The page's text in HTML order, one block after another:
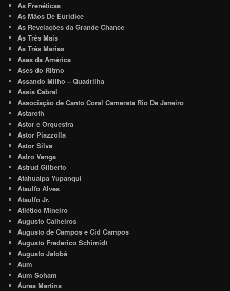
As Frenéticas
As Mãos De Euridice
As Revelações da Grande Chance
As Três Mais
As Três Marias
Asas da América
Ases do Ritmo
Assando Milho – Quadrilha
Assis Cabral
Associação de Canto Coral Camerata Rio De Janeiro
Astaroth
Astor e Orquestra
Astor Piazzolla
Astor Silva
Astro Venga
Astrud Gilberto
Atahualpa Yupanqui
Ataulfo Alves
Ataulfo Jr.
Atlético Mineiro
Augusto Calheiros
Augusto de Campos e Cid Campos
Augusto Frederico Schimidt
Augusto Jatobá
Aum
Aum Soham
Áurea Martins